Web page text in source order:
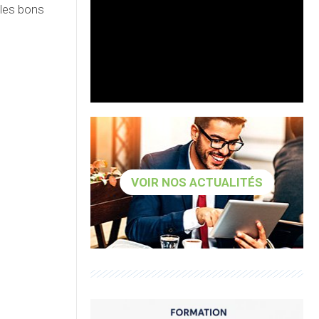
bons
VOIR NOS ACTUALITÉS